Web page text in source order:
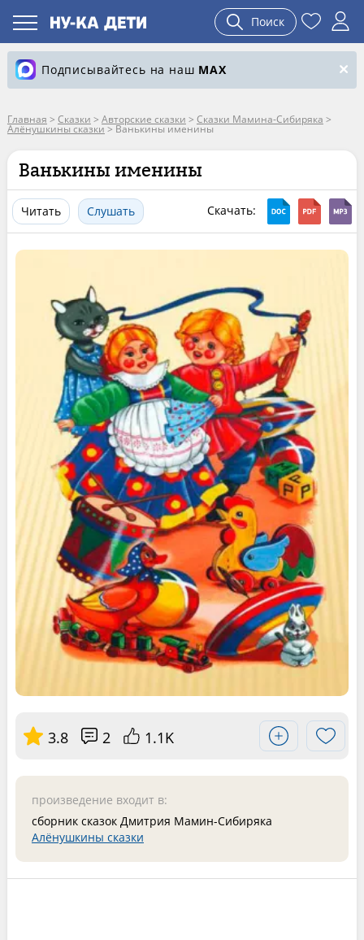
Поиск
Подписывайтесь на наш MAX
Главная > Сказки > Авторские сказки > Сказки Мамина-Сибиряка >
Алёнушкины сказки>Ванькины именины
Ванькины именины
Читать Слушать Скачать:
3.8 2 1.1K
произведение входит в:
сборник сказок Дмитрия Мамин-Сибиряка
Алёнушкины сказки